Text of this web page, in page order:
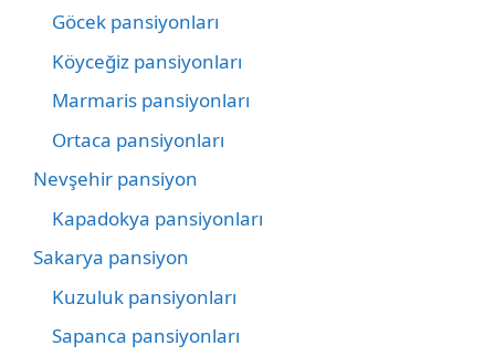
Göcek pansiyonları
Köyceğiz pansiyonları
Marmaris pansiyonları
Ortaca pansiyonları
Nevşehir pansiyon
Kapadokya pansiyonları
Sakarya pansiyon
Kuzuluk pansiyonları
Sapanca pansiyonları